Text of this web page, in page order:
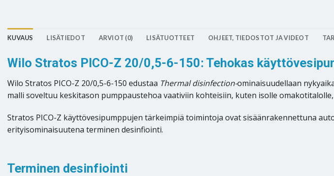
KUVAUS LISÄTIEDOT ARVIOT (0) LISÄTUOTTEET OHJEET, TIEDOSTOT JA VIDEOT
Wilo Stratos PICO-Z 20/0,5-6-150: Tehokas
Wilo Stratos PICO-Z 20/0,5-6-150 edustaa Thermal disinfection-ominaisuudellaan
malli soveltuu keskitason pumppaustehoa vaativiin kohteisiin, kuten isolle
Stratos PICO-Z käyttövesipumppujen tärkeimpiä toimintoja ovat sisäänrakennettuna
erityisominaisuutena terminen desinfiointi.
Terminen desinfiointi